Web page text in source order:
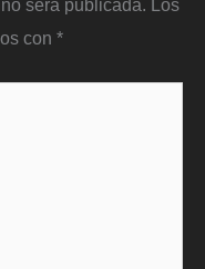
será publicada. Los
con *